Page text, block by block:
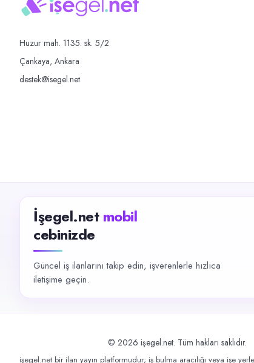
Huzur mah. 1135. sk. 5/2
Çankaya, Ankara
destek@isegel.net
İşegel.net mobil
cebinizde
Güncel iş ilanlarını takip edin, işverenlerle hızlıca
iletişime geçin.
© 2026 işegel.net. Tüm hakları saklıdır.
işegel.net bir ilan yayın platformudur; iş bulma aracılığı veya işe